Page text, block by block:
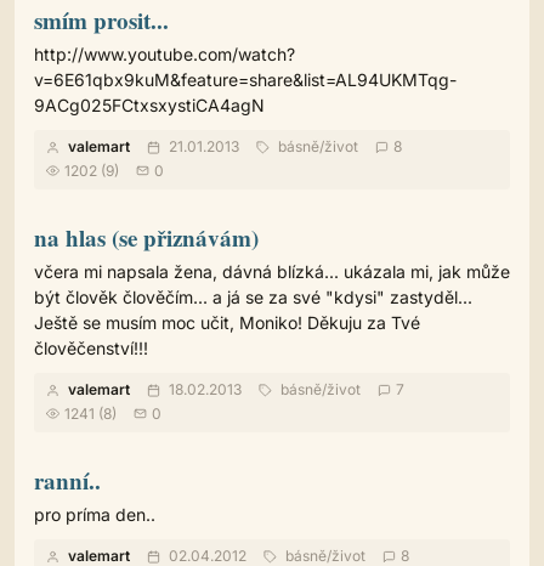
smím prosit...
http://www.youtube.com/watch?
v=6E61qbx9kuM&feature=share&list=AL94UKMTqg-
9ACg025FCtxsxystiCA4agN
valemart 21.01.2013 básně/život
8
1202 (9)
0
na hlas (se přiznávám)
včera mi napsala žena, dávná blízká... ukázala mi, jak může
být člověk člověčím... a já se za své "kdysi" zastyděl...
Ještě se musím moc učit, Moniko! Děkuju za Tvé
člověčenství!!!
valemart 18.02.2013 básně/život
7
1241 (8)
0
ranní..
pro príma den..
valemart 02.04.2012 básně/život
8